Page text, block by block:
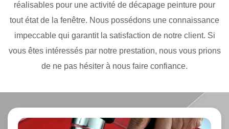
réalisables pour une activité de décapage peinture pour
tout état de la fenêtre. Nous possédons une connaissance
impeccable qui garantit la satisfaction de notre client. Si
vous êtes intéressés par notre prestation, nous vous prions
de ne pas hésiter à nous faire confiance.